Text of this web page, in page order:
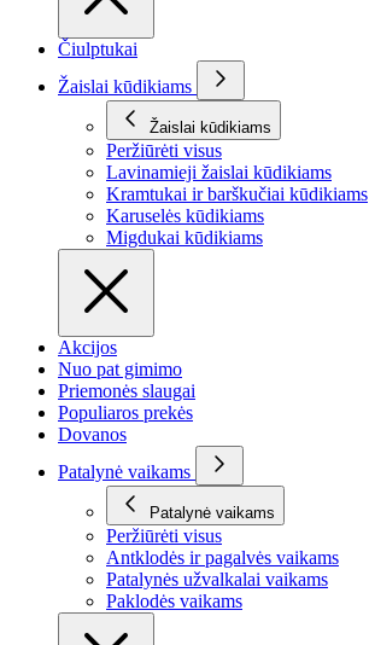
Čiulptukai
Žaislai kūdikiams
Žaislai kūdikiams
Peržiūrėti visus
Lavinamieji žaislai kūdikiams
Kramtukai ir barškučiai kūdikiams
Karuselės kūdikiams
Migdukai kūdikiams
Akcijos
Nuo pat gimimo
Priemonės slaugai
Populiaros prekės
Dovanos
Patalynė vaikams
Patalynė vaikams
Peržiūrėti visus
Antklodės ir pagalvės vaikams
Patalynės užvalkalai vaikams
Paklodės vaikams